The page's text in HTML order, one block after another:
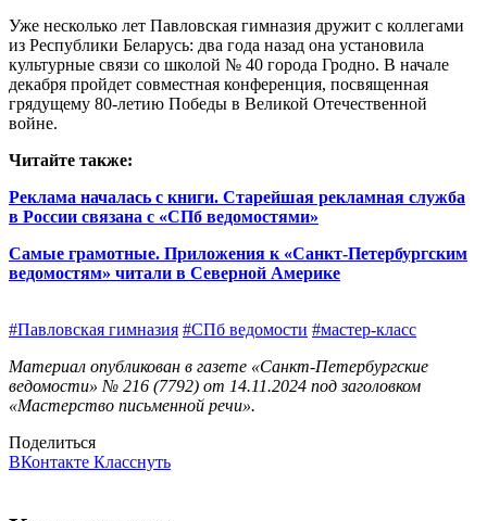
Уже несколько лет Павловская гимназия дружит с коллегами
из Республики Беларусь: два года назад она установила
культурные связи со школой № 40 города Гродно. В начале
декабря пройдет совместная конференция, посвященная
грядущему 80‑летию Победы в Великой Отечественной
войне.
Читайте также:
Реклама началась с книги. Старейшая рекламная служба
в России связана с «СПб ведомостями»
Самые грамотные. Приложения к «Санкт-Петербургским
ведомостям» читали в Северной Америке
#Павловская гимназия #СПб ведомости #мастер-класс
Материал опубликован в газете «Санкт-Петербургские
ведомости» № 216 (7792) от 14.11.2024 под заголовком
«Мастерство письменной речи».
Поделиться
ВКонтакте Класснуть